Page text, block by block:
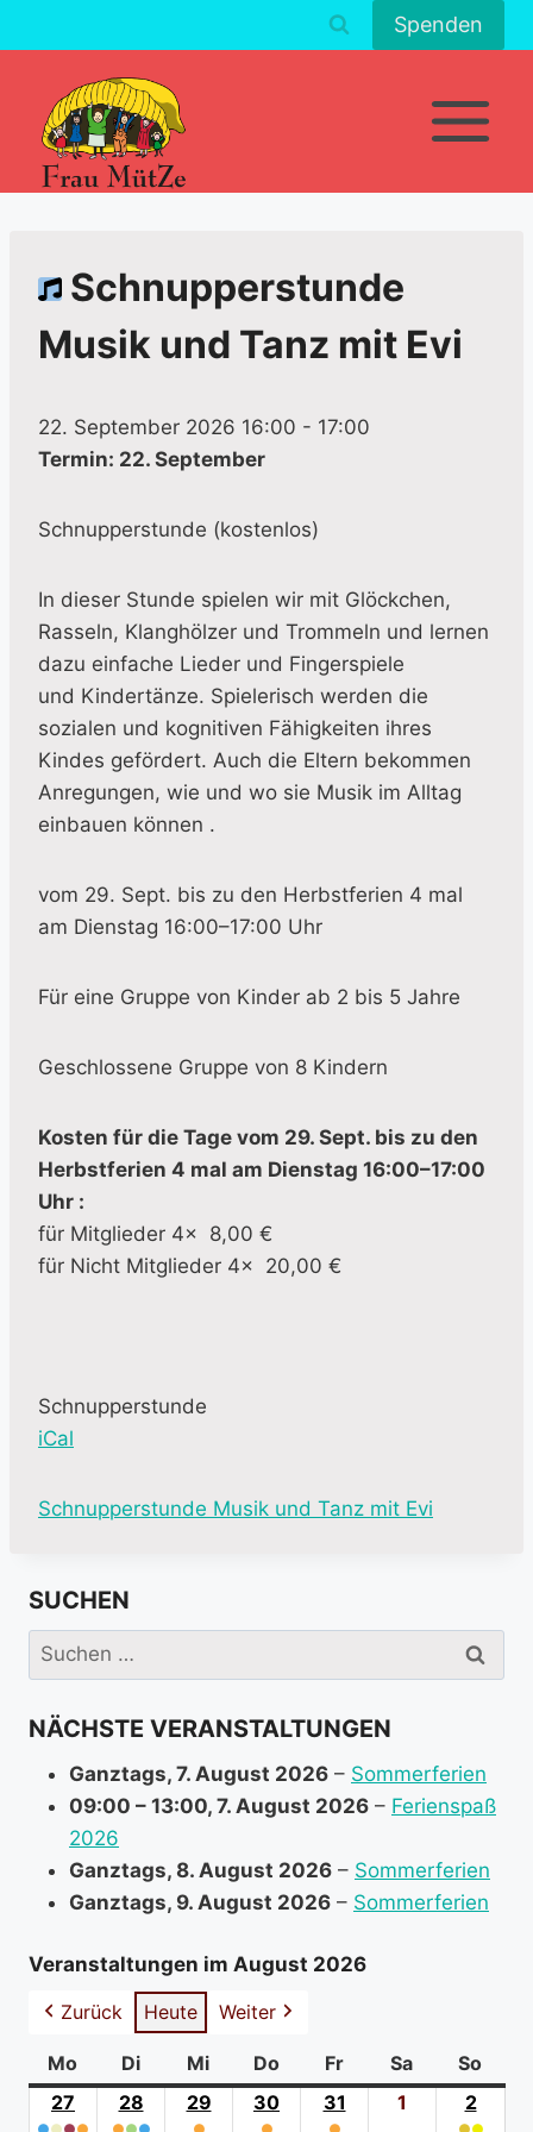
Inhalt
Spenden
Schnupperstunde
Musik und Tanz mit Evi
22. September 2026 16:00 - 17:00
Termin: 22. September
Schnupperstunde (kostenlos)
In dieser Stunde spielen wir mit Glöckchen,
Rasseln, Klanghölzer und Trommeln und lernen
dazu einfache Lieder und Fingerspiele
und Kindertänze. Spielerisch werden die
sozialen und kognitiven Fähigkeiten ihres
Kindes gefördert. Auch die Eltern bekommen
Anregungen, wie und wo sie Musik im Alltag
einbauen können .
vom 29. Sept. bis zu den Herbstferien 4 mal
am Dienstag 16:00–17:00 Uhr
Für eine Gruppe von Kinder ab 2 bis 5 Jahre
Geschlossene Gruppe von 8 Kindern
Kosten für die Tage vom 29. Sept. bis zu den
Herbstferien 4 mal am Dienstag 16:00–17:00
Uhr :
für Mitglieder 4x 8,00 €
für Nicht Mitglieder 4x 20,00 €
Schnupperstunde
iCal
M
e
i
n
o
n
b
u
Schnupperstunde Musik und Tanz mit Evi
SUCHEN
Suchen
nach:
NÄCHSTE VERANSTALTUNGEN
Ganztags, 7. August 2026 – Sommerferien
09:00 – 13:00, 7. August 2026 – Ferienspaß
2026
Ganztags, 8. August 2026 – Sommerferien
Ganztags, 9. August 2026 – Sommerferien
Veranstaltungen im August 2026
Zurück
Heute Weiter
Mo Montag
DiDienstag
Mi Mittwoch
DoDonnerstag
FrFreitag
Sa Samstag
So
27
28 29 30 31 1 22.